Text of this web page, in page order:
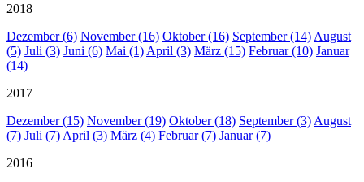
2018
Dezember (6) November (16) Oktober (16) September (14) August
(5) Juli (3) Juni (6) Mai (1) April (3) März (15) Februar (10) Januar
(14)
2017
Dezember (15) November (19) Oktober (18) September (3) August
(7) Juli (7) April (3) März (4) Februar (7) Januar (7)
2016